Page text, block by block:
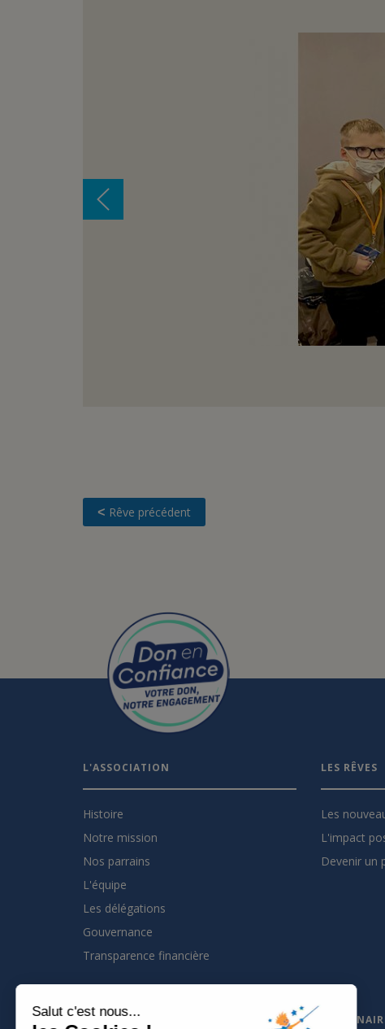
Salut c'est nous...
< Rêve précédent
L'ASSOCIATION
Histoire
Notre mission
Nos parrains
L'équipe
Les délégations
Gouvernance
Transparence financière
LES RÊVES
Les
L'impact
Devenir un
INSCRIVEZ VOUS À LA NEWSLETTER